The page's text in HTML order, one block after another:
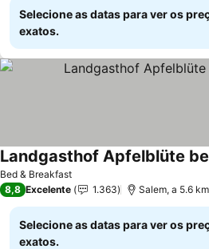
Selecione as datas para ver os
exatos.
Bed & Breakfast
Landgasthof Apfelblüte
8,8 Excelente 1.363 Salem, a 5.6
Selecione as datas para ver os
exatos.